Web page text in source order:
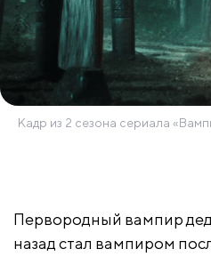
Кадр из 2 сезона сериала
Первородный вампир
назад стал вампиром